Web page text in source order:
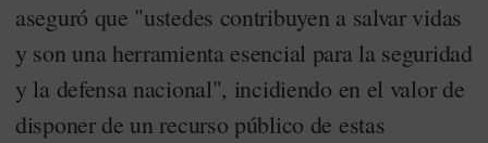
aseguró que "ustedes contribuyen a salvar vidas
y son una herramienta esencial para la seguridad
y la defensa nacional", incidiendo en el valor de
disponer de un recurso público de estas